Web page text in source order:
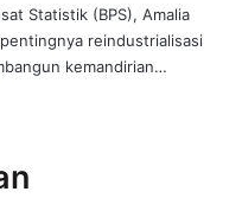
Statistik (BPS), Amalia
reindustrialisasi
kemandirian…